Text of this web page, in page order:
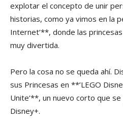
explotar el concepto de unir
historias, como ya vimos en la
Internet’**, donde las
muy divertida.
Pero la cosa no se queda ahí.
sus Princesas en **’LEGO
Unite’**, un nuevo corto que
Disney+.